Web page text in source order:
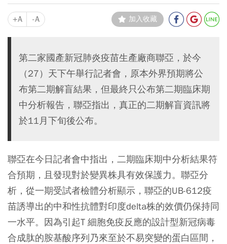
+A -A 加入收藏
第二家國產新冠肺炎疫苗生產廠商聯亞，於今
（27）天下午舉行記者會，原本外界預期將公
布第二期解盲結果，但最終只公布第二期臨床期
中分析報告，聯亞指出，真正的二期解盲資訊將
於11月下旬後公布。
聯亞在今日記者會中指出，二期臨床期中分析結果符
合預期，且發現對於變異株具有效保護力。聯亞分
析，從一期受試者檢體分析顯示，聯亞的UB-612疫
苗誘導出的中和性抗體對印度delta株的效價仍保持同
一水平。因為引起T 細胞免疫反應的設計型新冠病毒
合成肽的胺基酸序列乃來至於不易突變的蛋白區間，